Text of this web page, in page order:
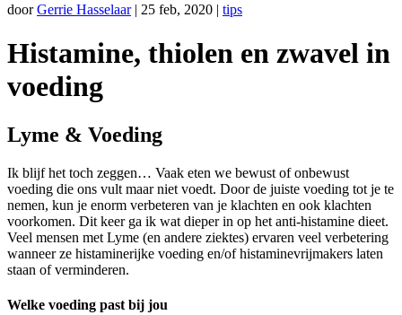
doorGerrie Hasselaar| 25 feb, 2020 | tips
Histamine, thiolen en zwavel in
voeding
Lyme & Voeding
Ik blijf het toch zeggen… Vaak eten we bewust of onbewust
voeding die ons vult maar niet voedt. Door de juiste voeding tot je te
nemen, kun je enorm verbeteren van je klachten en ook klachten
voorkomen. Dit keer ga ik wat dieper in op het anti-histamine dieet.
Veel mensen met Lyme (en andere ziektes) ervaren veel verbetering
wanneer ze histaminerijke voeding en/of histaminevrijmakers laten
staan of verminderen.
Welke voeding past bij jou